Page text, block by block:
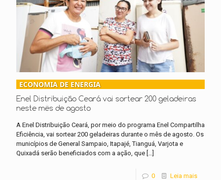
ECONOMIA DE ENERGIA
Enel Distribuição Ceará vai sortear 200 geladeiras
neste mês de agosto
A Enel Distribuição Ceará, por meio do programa Enel Compartilha
Eficiência, vai sortear 200 geladeiras durante o mês de agosto. Os
municípios de General Sampaio, Itapajé, Tianguá, Varjota e
Quixadá serão beneficiados com a ação, que […]
0 Leia mais